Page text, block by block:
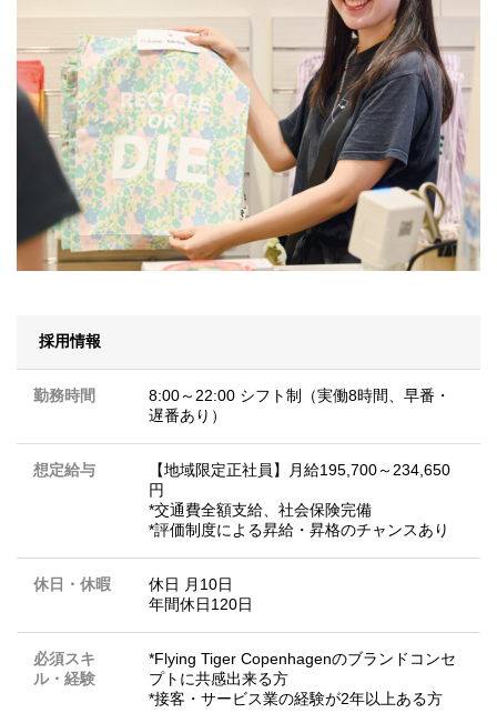
採用情報
勤務時間
8:00～22:00 シフト制（実働8時間、早番・
遅番あり）
想定給与
【地域限定正社員】月給195,700～234,650
円
*交通費全額支給、社会保険完備
*評価制度による昇給・昇格のチャンスあり
休日・休暇
休日 月10日
年間休日120日
必須スキ
ル・経験
*Flying Tiger Copenhagenのブランドコンセ
プトに共感出来る方
*接客・サービス業の経験が2年以上ある方